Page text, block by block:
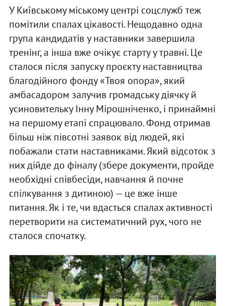
У Київському міському центрі соцслужб теж
помітили спалах цікавості. Нещодавно одна
група кандидатів у наставники завершила
тренінг, а інша вже очікує старту у травні. Це
сталося після запуску проєкту наставництва
благодійного фонду «Твоя опора», який
амбасадором залучив громадську діячку й
усиновительку Інну Мірошніченко, і принаймні
на першому етапі спрацювало. Фонд отримав
більш ніж півсотні заявок від людей, які
побажали стати наставниками. Який відсоток з
них дійде до фіналу (збере документи, пройде
необхідні співбесіди, навчання й почне
спілкування з дитиною) — це вже інше
питання. Як і те, чи вдасться спалах активності
перетворити на систематичний рух, чого не
сталося спочатку.